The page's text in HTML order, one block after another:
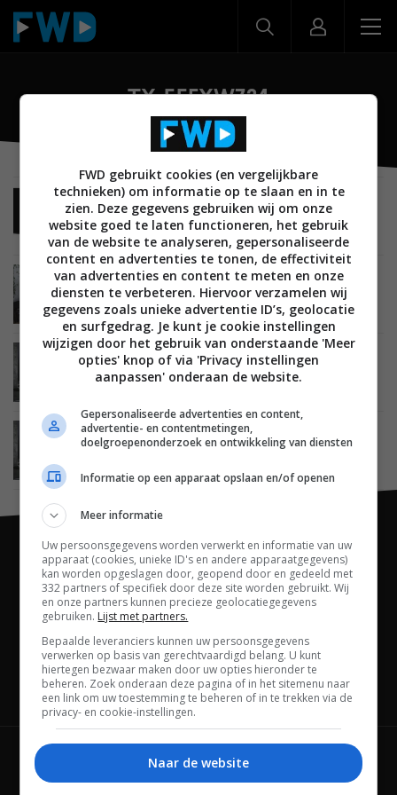
TX-55FXW724
BEELD 22 MEI 2018
Middenklasse Panasonic lcd led tv’s verschijnen
in de Benelux
BEELD 22 MAART 2018
Dit zijn de Nederlandse prijzen van de 2018
Panasonic oled en lcd led tv’s
BEELD 15 FEBRUARI 2018
2018 Panasonic tv’s krijgen ondersteuning
Google Assistant en Amazon Alexa
BEELD 13 FEBRUARI 2018
Panasonic 2018 lcd led tv line-up, met FXW784
Channels
FWD gebruikt cookies (en vergelijkbare
technieken) om informatie op te slaan en in te
zien. Deze gegevens gebruiken wij om onze
website goed te laten functioneren, het gebruik
van de website te analyseren, gepersonaliseerde
content en advertenties te tonen, de effectiviteit
van advertenties en content te meten en onze
diensten te verbeteren. Hiervoor verzamelen wij
gegevens zoals unieke advertentie ID’s, geolocatie
en surfgedrag. Je kunt je cookie instellingen
wijzigen door het gebruik van onderstaande 'Meer
opties' knop of via 'Privacy instellingen
aanpassen' onderaan de website.
Gepersonaliseerde advertenties en content,
advertentie- en contentmetingen,
doelgroepenonderzoek en ontwikkeling van diensten
Informatie op een apparaat opslaan en/of openen
Meer informatie
Uw persoonsgegevens worden verwerkt en informatie van uw
apparaat (cookies, unieke ID's en andere apparaatgegevens)
kan worden opgeslagen door, geopend door en gedeeld met
332 partners of specifiek door deze site worden gebruikt. Wij
en onze partners kunnen precieze geolocatiegegevens
gebruiken. Lijst met partners.
Bepaalde leveranciers kunnen uw persoonsgegevens
verwerken op basis van gerechtvaardigd belang. U kunt
hiertegen bezwaar maken door uw opties hieronder te
beheren. Zoek onderaan deze pagina of in het sitemenu naar
een link om uw toestemming te beheren of in te trekken via de
privacy- en cookie-instellingen.
Naar de website